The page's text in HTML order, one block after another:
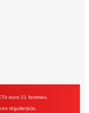
dont 21 femmes.
régulier(e)s.